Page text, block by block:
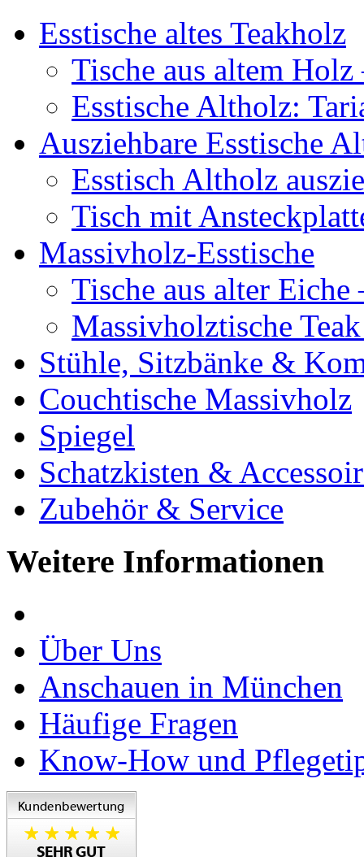
Esstische altes Teakholz
Tische aus altem
Esstische Altholz:
Ausziehbare Esstische
Esstisch Altholz
Tisch mit
Massivholz-Esstische
Tische aus alter
Massivholztische
Stühle, Sitzbänke &
Couchtische Massivholz
Spiegel
Schatzkisten &
Zubehör & Service
Weitere Informationen
Über Uns
Anschauen in München
Häufige Fragen
Know-How und